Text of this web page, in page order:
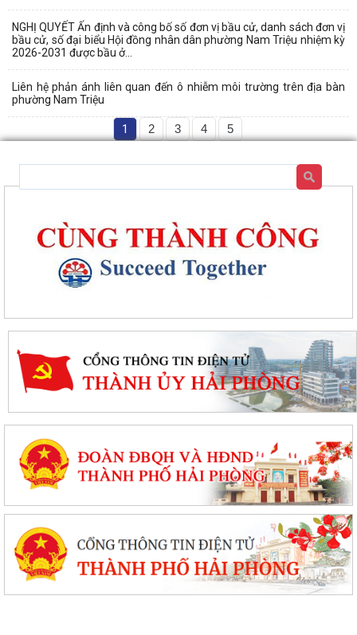
NGHỊ QUYẾT Ấn định và công bố số đơn vị bầu cử, danh sách đơn vị
bầu cử, số đại biểu Hội đồng nhân dân phường Nam Triệu nhiệm kỳ
2026-2031 được bầu ở...
Liên hệ phản ánh liên quan đến ô nhiễm môi trường trên địa bàn
phường Nam Triệu
1 2 3 4 5